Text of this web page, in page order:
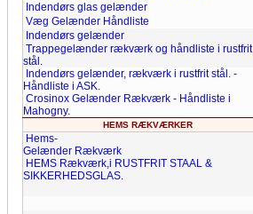
Indendørs glas gelænder
Væg Gelænder Håndliste
Indendørs gelænder
Trappegelænder rækværk og håndliste i rustfrit
stål.
Indendørs gelænder, rækværk i rustfrit stål. -
Håndliste i ASK.
Crosinox Gelænder Rækværk - Håndliste i
Mahogny.
HEMSRÆKVÆRKER
Hems-
Gelænder Rækværk
HEMS Rækværk,i RUSTFRIT STAAL &
SIKKERHEDSGLAS.